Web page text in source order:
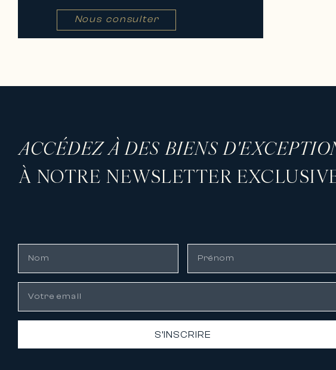
Nous consulter
ACCÉDEZ À DES BIENS
À NOTRE NEWSLETTER
S’INSCRIRE